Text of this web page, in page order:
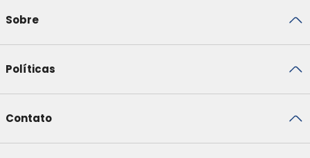
Sobre
Políticas
Contato